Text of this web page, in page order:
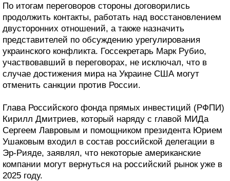
По итогам переговоров стороны договорились
продолжить контакты, работать над восстановлением
двусторонних отношений, а также назначить
представителей по обсуждению урегулирования
украинского конфликта. Госсекретарь Марк Рубио,
участвовавший в переговорах, не исключал, что в
случае достижения мира на Украине США могут
отменить санкции против России.
Глава Российского фонда прямых инвестиций (РФПИ)
Кирилл Дмитриев, который наряду с главой МИДа
Сергеем Лавровым и помощником президента Юрием
Ушаковым входил в состав российской делегации в
Эр-Рияде, заявлял, что некоторые американские
компании могут вернуться на российский рынок уже в
2025 году.